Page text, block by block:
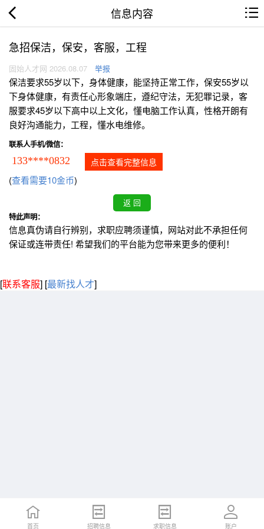
信息内容
急招保洁，保安，客服，工程
固始人才网 2026.08.07 举报
保洁要求55岁以下，身体健康，能坚持正常工作，保安55岁以
下身体健康，有责任心形象端庄，遵纪守法，无犯罪记录，客
服要求45岁以下高中以上文化，懂电脑工作认真，性格开朗有
良好沟通能力，工程，懂水电维修。
联系人手机/微信：
133****0832 点击查看完整信息
(查看需要10金币)
特此声明：
信息真伪请自行辨别，求职应聘须谨慎，网站对此不承担任何
保证或连带责任! 希望我们的平台能为您带来更多的便利！
[联系客服] [最新找人才]
首页 招聘信息 求职信息 账户